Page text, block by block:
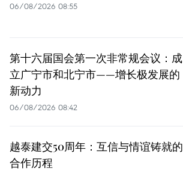
06/08/2026 08:55
第十六届国会第一次非常规会议：成
立广宁市和北宁市——增长极发展的
新动力
06/08/2026 08:42
越泰建交50周年：互信与情谊铸就的
合作历程